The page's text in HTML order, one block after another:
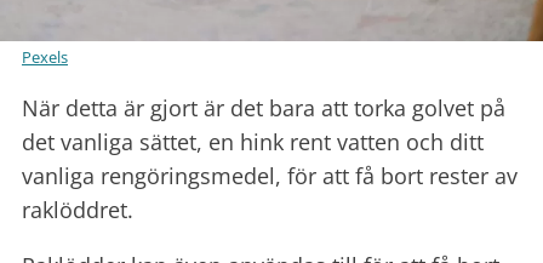
Pexels
När detta är gjort är det bara att torka golvet på
det vanliga sättet, en hink rent vatten och ditt
vanliga rengöringsmedel, för att få bort rester av
raklöddret.